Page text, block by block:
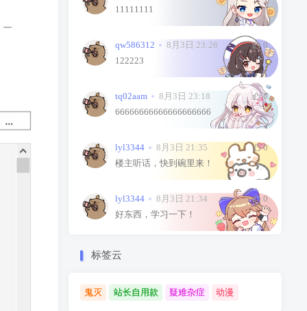
11111111
qw586312 8月3日 23:26
0
122223
tq02aam 8月3日 23:18
0
66666666666666666666
lyl3344 8月3日 21:35
0
楼主听话，快到碗里来！
lyl3344 8月3日 21:34
0
好东西，学习一下！
标签云
鬼灭 站长自用款 疑难杂症 动漫